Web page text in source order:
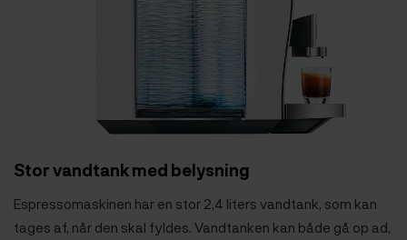
Stor vandtank med belysning
Espressomaskinen har en stor 2,4 liters vandtank, som kan
tages af, når den skal fyldes. Vandtanken kan både gå op ad,